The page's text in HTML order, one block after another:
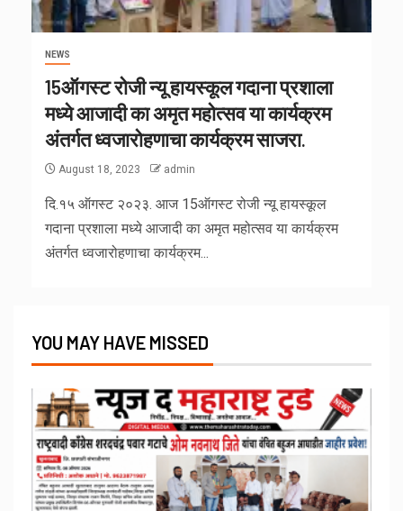
NEWS
15ऑगस्ट रोजी न्यू हायस्कूल गदाना प्रशाला
मध्ये आजादी का अमृत महोत्सव या कार्यक्रम
अंतर्गत ध्वजारोहणाचा कार्यक्रम साजरा.
August 18, 2023 admin
दि.१५ ऑगस्ट २०२३. आज 15ऑगस्ट रोजी न्यू हायस्कूल
गदाना प्रशाला मध्ये आजादी का अमृत महोत्सव या कार्यक्रम
अंतर्गत ध्वजारोहणाचा कार्यक्रम...
YOU MAY HAVE MISSED